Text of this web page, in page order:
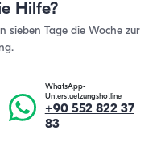
Hilfe?
sieben Tage die Woche zur
WhatsApp-
Unterstuetzungshotline
+90 552 822 37
83